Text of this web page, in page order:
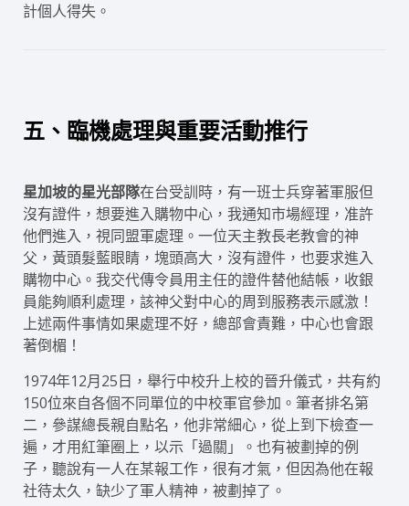
計個人得失。
五、臨機處理與重要活動推行
星加坡的星光部隊在台受訓時，有一班士兵穿著軍服但
沒有證件，想要進入購物中心，我通知市場經理，准許
他們進入，視同盟軍處理。一位天主教長老教會的神
父，黃頭髮藍眼睛，塊頭高大，沒有證件，也要求進入
購物中心。我交代傳令員用主任的證件替他結帳，收銀
員能夠順利處理，該神父對中心的周到服務表示感激！
上述兩件事情如果處理不好，總部會責難，中心也會跟
著倒楣！
1974年12月25日，舉行中校升上校的晉升儀式，共有約
150位來自各個不同單位的中校軍官參加。筆者排名第
二，參謀總長親自點名，他非常細心，從上到下檢查一
遍，才用紅筆圈上，以示「過關」。也有被劃掉的例
子，聽說有一人在某報工作，很有才氣，但因為他在報
社待太久，缺少了軍人精神，被劃掉了。